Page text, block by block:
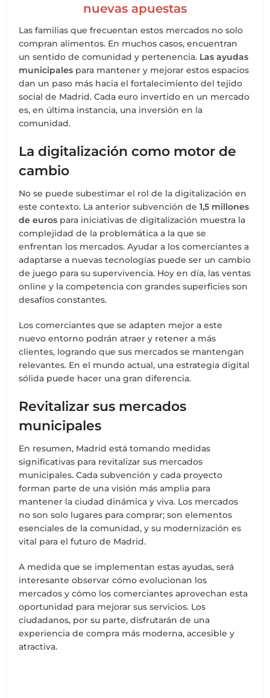
nuevas apuestas
Las familias que frecuentan estos mercados no solo
compran alimentos. En muchos casos, encuentran
un sentido de comunidad y pertenencia. Las ayudas
municipales para mantener y mejorar estos espacios
dan un paso más hacia el fortalecimiento del tejido
social de Madrid. Cada euro invertido en un mercado
es, en última instancia, una inversión en la
comunidad.
La digitalización como motor de
cambio
No se puede subestimar el rol de la digitalización en
este contexto. La anterior subvención de1,5 millones
de euros para iniciativas de digitalización muestra la
complejidad de la problemática a la que se
enfrentan los mercados. Ayudar a los comerciantes a
adaptarse a nuevas tecnologías puede ser un cambio
de juego para su supervivencia. Hoy en día, las ventas
online y la competencia con grandes superficies son
desafíos constantes.
Los comerciantes que se adapten mejor a este
nuevo entorno podrán atraer y retener a más
clientes, logrando que sus mercados se mantengan
relevantes. En el mundo actual, una estrategia digital
sólida puede hacer una gran diferencia.
Revitalizar sus mercados
municipales
En resumen, Madrid está tomando medidas
significativas para revitalizar sus mercados
municipales. Cada subvención y cada proyecto
forman parte de una visión más amplia para
mantener la ciudad dinámica y viva. Los mercados
no son solo lugares para comprar; son elementos
esenciales de la comunidad, y su modernización es
vital para el futuro de Madrid.
A medida que se implementan estas ayudas, será
interesante observar cómo evolucionan los
mercados y cómo los comerciantes aprovechan esta
oportunidad para mejorar sus servicios. Los
ciudadanos, por su parte, disfrutarán de una
experiencia de compra más moderna, accesible y
atractiva.